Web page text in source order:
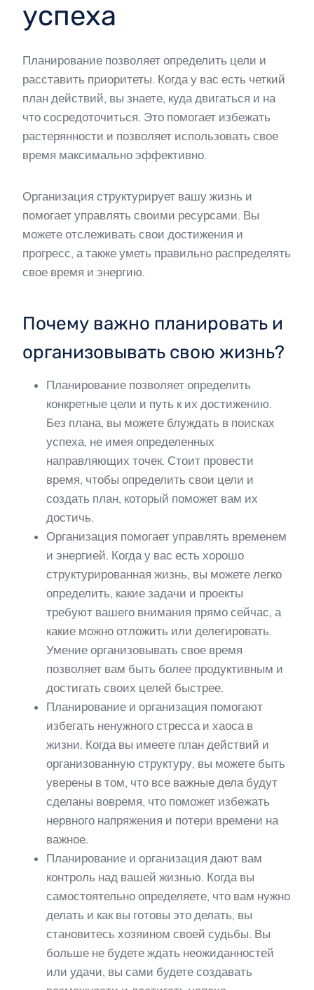
успеха
Планирование позволяет определить цели и
расставить приоритеты. Когда у вас есть четкий
план действий, вы знаете, куда двигаться и на
что сосредоточиться. Это помогает избежать
растерянности и позволяет использовать свое
время максимально эффективно.
Организация структурирует вашу жизнь и
помогает управлять своими ресурсами. Вы
можете отслеживать свои достижения и
прогресс, а также уметь правильно распределять
свое время и энергию.
Почему важно планировать и
организовывать свою жизнь?
Планирование позволяет определить
конкретные цели и путь к их достижению.
Без плана, вы можете блуждать в поисках
успеха, не имея определенных
направляющих точек. Стоит провести
время, чтобы определить свои цели и
создать план, который поможет вам их
достичь.
Организация помогает управлять временем
и энергией. Когда у вас есть хорошо
структурированная жизнь, вы можете легко
определить, какие задачи и проекты
требуют вашего внимания прямо сейчас, а
какие можно отложить или делегировать.
Умение организовывать свое время
позволяет вам быть более продуктивным и
достигать своих целей быстрее.
Планирование и организация помогают
избегать ненужного стресса и хаоса в
жизни. Когда вы имеете план действий и
организованную структуру, вы можете быть
уверены в том, что все важные дела будут
сделаны вовремя, что поможет избежать
нервного напряжения и потери времени на
важное.
Планирование и организация дают вам
контроль над вашей жизнью. Когда вы
самостоятельно определяете, что вам нужно
делать и как вы готовы это делать, вы
становитесь хозяином своей судьбы. Вы
больше не будете ждать неожиданностей
или удачи, вы сами будете создавать